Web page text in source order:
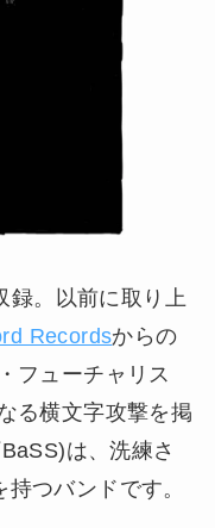
。以前に取り上
Recordsからの
フューチャリス
る横文字攻撃を掲
は、洗練さ
つバンドです。